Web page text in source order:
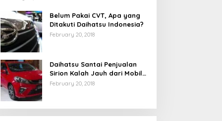
Belum Pakai CVT, Apa yang
Ditakuti Daihatsu Indonesia?
February 20, 2018
Daihatsu Santai Penjualan
Sirion Kalah Jauh dari Mobil
LCGC
February 20, 2018
Strategi PPP Menangkan Duet
Ganjar dan Gus Yasin